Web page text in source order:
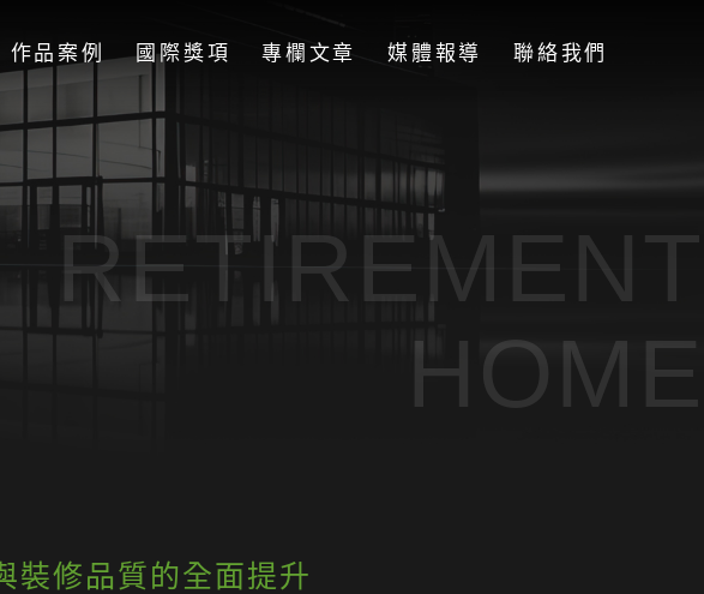
作品案例 國際獎項 專欄文章 媒體報導 聯絡我們
RETIREMENT
HOME
裝修品質的全面提升